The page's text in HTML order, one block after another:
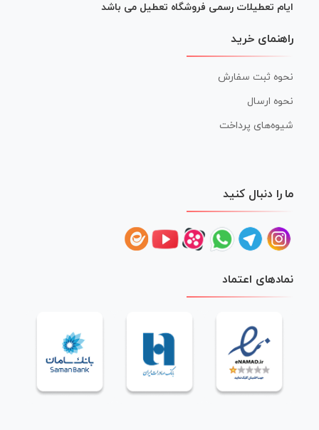
ایام تعطیلات رسمی فروشگاه تعطیل می باشد
راهنمای خرید
نحوه ثبت سفارش
نحوه ارسال
شیوه‌های پرداخت
ما را دنبال کنید
نمادهای اعتماد